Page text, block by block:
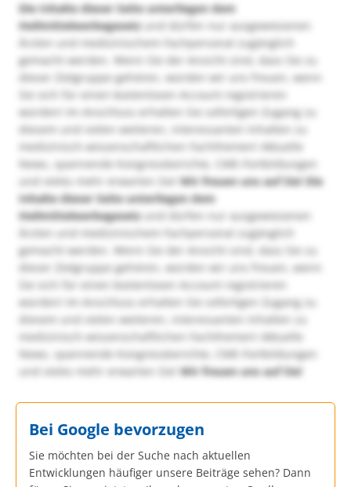
Die Inhalte dieser Seite unterliegen dem
Heilmittelwerbegesetzund dürfen nur ausgewiesenen
Ärzten und medizinischem Fachpersonal zugänglich
gemacht werden. Wenn Sie der Ansicht sind, dass Sie zu
dieser Zielgruppe gehören, würden wir uns freuen, wenn
Sie sich für einen kostenlosen Account registrieren
würden! Im Anschluss erhalten Sie sofortigen Zugang zu
diesem und vielen weiteren, interessanten Inhalten zu
medizinisch-wissenschaftlichen Fachthemen! Aktuelle
News, spannende Kongressberichte, CME-Fortbildungen
und vieles mehr erwarten Sie!Wir freuen uns auf Sie! Die
Inhalte dieser Seite unterliegen dem
Heilmittelwerbegesetzund dürfen nur ausgewiesenen
Ärzten und medizinischem Fachpersonal zugänglich
gemacht werden. Wenn Sie der Ansicht sind, dass Sie zu
dieser Zielgruppe gehören, würden wir uns freuen, wenn
Sie sich für einen kostenlosen Account registrieren
würden! Im Anschluss erhalten Sie sofortigen Zugang zu
diesem und vielen weiteren, interessanten Inhalten zu
medizinisch-wissenschaftlichen Fachthemen! Aktuelle
News, spannende Kongressberichte, CME-Fortbildungen
und vieles mehr erwarten Sie!Wir freuen uns auf Sie!
Bei Google bevorzugen
Sie möchten bei der Suche nach aktuellen
Entwicklungen häufiger unsere Beiträge sehen? Dann